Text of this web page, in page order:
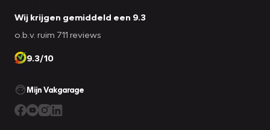
Wij krijgen gemiddeld een 9.3
o.b.v. ruim 711 reviews
9.3/10
Mijn Vakgarage